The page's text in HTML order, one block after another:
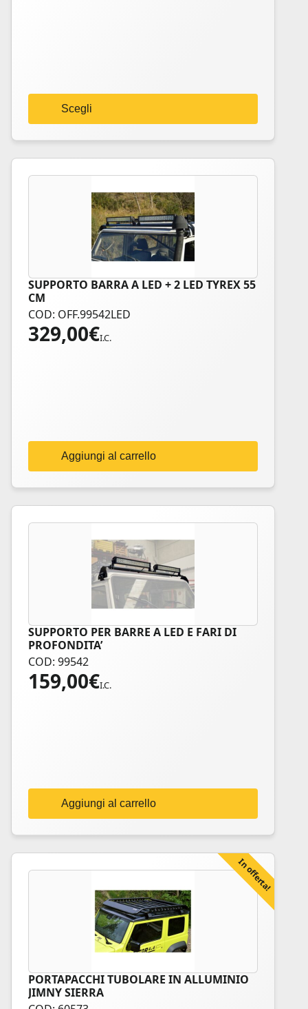
Scegli
pagina
del
SUPPORTO BARRA A LED + 2 LED TYREX 55
CM
COD: OFF.99542LED
329,00€I.C.
Aggiungi al carrello
SUPPORTO PER BARRE A LED E FARI DI
PROFONDITA’
COD: 99542
159,00€I.C.
Aggiungi al carrello
In offerta!
PORTAPACCHI TUBOLARE IN ALLUMINIO
JIMNY SIERRA
Questo
prodotto